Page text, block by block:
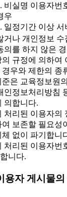
비실명 이용자번
우
일정기간 이상 서
거나 개인정보 수
의를 하지 않은
규정에 의하여
경우와 제한의 종
준은 교육정보원
인정보처리방침
의합니다.
리된 이용자의
여 보존할 필요성
체 없이 파기합니
리된 이용자번
니다.
용자 게시물